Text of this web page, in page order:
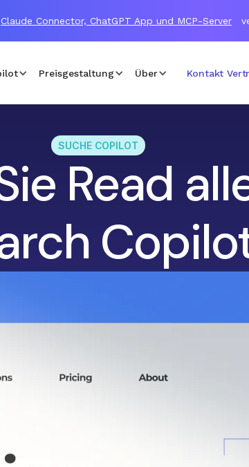
Claude Connector, ChatGPT App und MCP-Server
Preisgestaltung Über Kontakt
SUCHE COPILOT
Read